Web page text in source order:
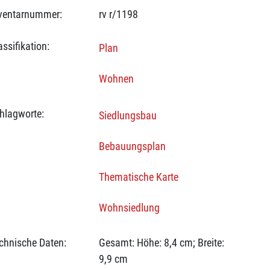
rv r/1198
Plan
Wohnen
Siedlungsbau
Bebauungsplan
Thematische Karte
Wohnsiedlung
Daten:
Gesamt: Höhe: 8,4 cm; Breite:
9,9 cm